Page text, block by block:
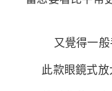
又覺得一
此款眼鏡式